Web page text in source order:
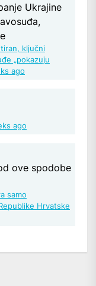
Ukrajine
ključni
„pokazuju
ago
ago
ove spodobe
samo
Hrvatske